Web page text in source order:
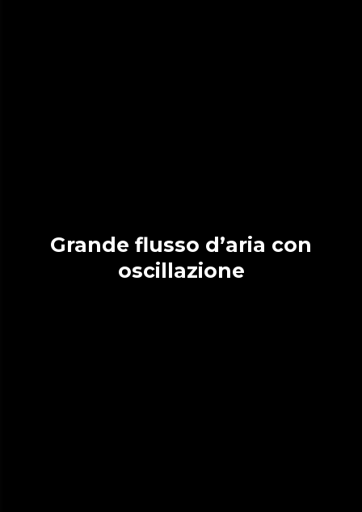
Grande flusso d’aria con
oscillazione